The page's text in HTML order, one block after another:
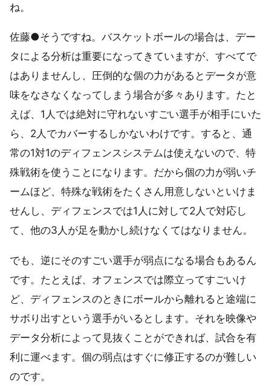
ね。
佐藤●そうですね。バスケットボールの場合は、デー
タによる分析は重要になってきていますが、すべてで
はありませんし、圧倒的な個の力があるとデータが意
味をなさなくなってしまう場合が多々あります。たと
えば、1人では絶対に守れないすごい選手が相手にいた
ら、2人でカバーするしかないわけです。すると、通
常の1対1のディフェンスシステムは使えないので、特
殊戦術を使うことになります。だから個の力が弱いチ
ームほど、特殊な戦術をたくさん用意しないといけま
せんし、ディフェンスでは1人に対して2人で対応し
て、他の3人が足を動かし続けなくてはなりません。
でも、逆にそのすごい選手が弱点になる場合もあるん
です。たとえば、オフェンスでは際立ってすごいけ
ど、ディフェンスのときにボールから離れると途端に
サボり出すという選手がいるとします。それを映像や
データ分析によって見抜くことができれば、試合を有
利に運べます。個の弱点はすぐに修正するのが難しい
のです。